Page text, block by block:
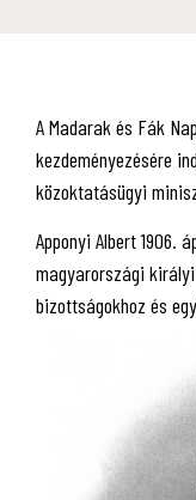
A Madarak és Fák
kezdeményezésére
közoktatásügyi
Apponyi Albert 1906.
magyarországi
bizottságokhoz és